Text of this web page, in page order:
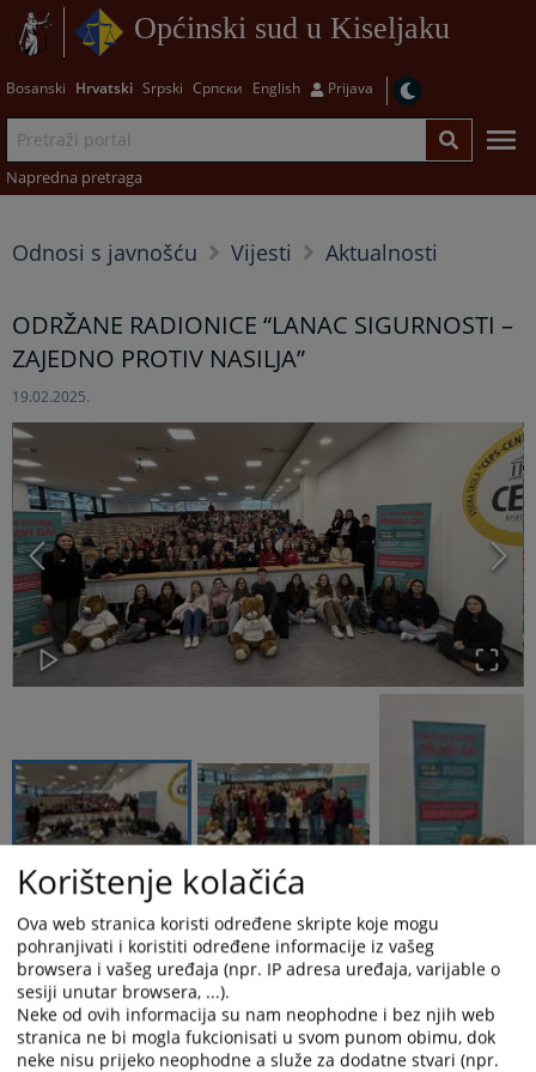
Općinski sud u Kiseljaku
Bosanski Hrvatski Srpski Српски English Prijava
Napredna pretraga
Odnosi s javnošću Vijesti Aktualnosti
ODRŽANE RADIONICE “LANAC SIGURNOSTI –
ZAJEDNO PROTIV NASILJA”
19.02.2025.
Stručna saradnica Nevena Močević i viša stručna saradnica za
odnose sa javnošću Tatjana Božić Banduka učestvovale su kao
članice multisektorskog tima za prevenciju nasilja ispred Općinskog
Korištenje kolačića
Ova web stranica koristi određene skripte koje mogu
pohranjivati i koristiti određene informacije iz vašeg
browsera i vašeg uređaja (npr. IP adresa uređaja, varijable o
sesiji unutar browsera, ...).
Neke od ovih informacija su nam neophodne i bez njih web
stranica ne bi mogla fukcionisati u svom punom obimu, dok
neke nisu prijeko neophodne a služe za dodatne stvari (npr.